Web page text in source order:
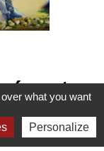
et
what you want
Personalize